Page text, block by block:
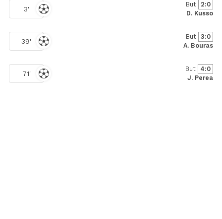
3'
But 2:0
D. Kusso
39'
But 3:0
A. Bouras
71'
But
4:0
J. Perea